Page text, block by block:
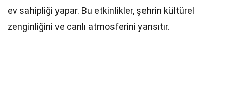
ev sahipliği yapar. Bu etkinlikler, şehrin kültürel
zenginliğini ve canlı atmosferini yansıtır.